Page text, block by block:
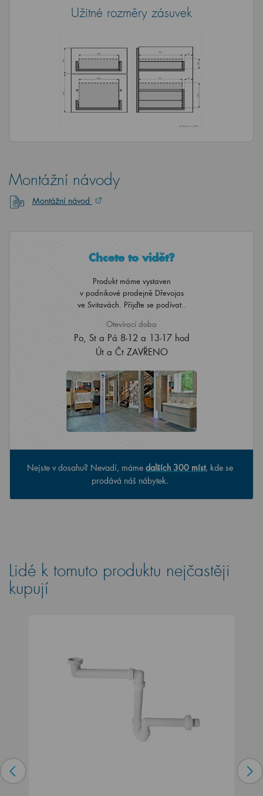
Užitné rozměry zásuvek
Montážní návody
Montážní návod
Chcete to vidět?
Produkt máme vystaven
v podnikové prodejně Dřevojas
ve Svitavách. Přijďte se podívat..
Otevírací doba
Po, St a Pá 8-12 a 13-17 hod
Út a Čt ZAVŘENO
Nejste v dosahu? Nevadí, máme dalších 300 míst, kde se
prodává náš nábytek.
Lidé k tomuto produktu nejčastěji
kupují